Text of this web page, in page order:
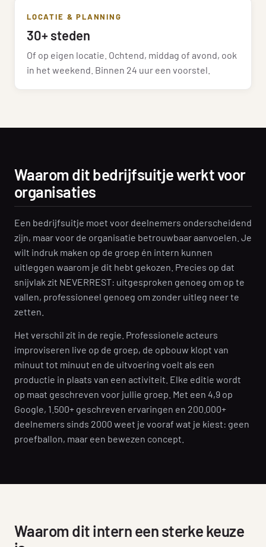
LOCATIE & PLANNING
30+ steden
Of op eigen locatie. Ochtend, middag of avond, ook
in het weekend. Binnen 24 uur een voorstel.
Waarom dit bedrijfsuitje werkt voor
organisaties
Een bedrijfsuitje moet voor deelnemers onderscheidend
zijn, maar voor de organisatie betrouwbaar aanvoelen. Je
wilt indruk maken op de groep én intern kunnen
uitleggen waarom je dit hebt gekozen. Precies op dat
snijvlak zit NEVERREST: uitgesproken genoeg om op te
vallen, professioneel genoeg om zonder uitleg neer te
zetten.
Het verschil zit in de regie. Professionele acteurs
improviseren live op de groep, de opbouw klopt van
minuut tot minuut en de uitvoering voelt als een
productie in plaats van een activiteit. Elke editie wordt
op maat geschreven voor jullie groep. Met een 4,9 op
Google, 1.500+ geschreven ervaringen en 200.000+
deelnemers sinds 2000 weet je vooraf wat je kiest: geen
proefballon, maar een bewezen concept.
Waarom dit intern een sterke keuze